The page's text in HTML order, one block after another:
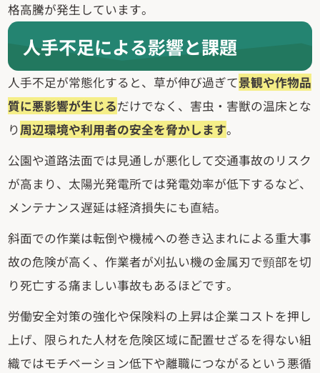
格高騰が発生しています。
人手不足による影響と課題
人手不足が常態化すると、草が伸び過ぎて景観や作物品
質に悪影響が生じるだけでなく、害虫・害獣の温床とな
り周辺環境や利用者の安全を脅かします。
公園や道路法面では見通しが悪化して交通事故のリスク
が高まり、太陽光発電所では発電効率が低下するなど、
メンテナンス遅延は経済損失にも直結。
斜面での作業は転倒や機械への巻き込まれによる重大事
故の危険が高く、作業者が刈払い機の金属刃で頸部を切
り死亡する痛ましい事故もあるほどです。
労働安全対策の強化や保険料の上昇は企業コストを押し
上げ、限られた人材を危険区域に配置せざるを得ない組
織ではモチベーション低下や離職につながるという悪循